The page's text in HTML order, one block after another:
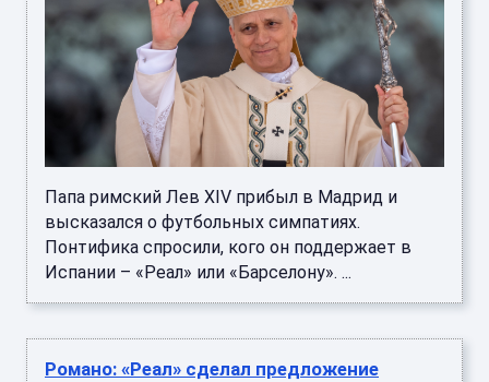
Папа римский Лев XIV прибыл в Мадрид и
высказался о футбольных симпатиях.
Понтифика спросили, кого он поддержает в
Испании – «Реал» или «Барселону». ...
Романо: «Реал» сделал предложение